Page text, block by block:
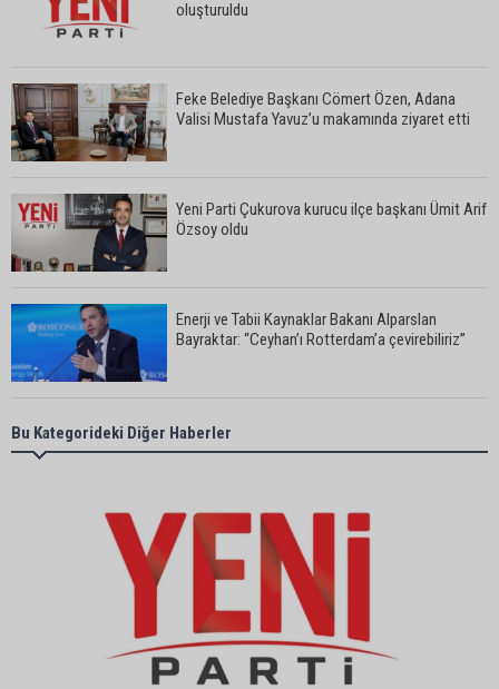
oluşturuldu
Feke Belediye Başkanı Cömert Özen, Adana
Valisi Mustafa Yavuz’u makamında ziyaret etti
Yeni Parti Çukurova kurucu ilçe başkanı Ümit Arif
Özsoy oldu
Enerji ve Tabii Kaynaklar Bakanı Alparslan
Bayraktar: “Ceyhan’ı Rotterdam’a çevirebiliriz”
Başkan Ali Bedrettin Karataş’tan sahiller için
duyarlılık çağrısı
MHP Adana İl Başkanı Hakan Yıldırım:
“Liderimize dil uzatmak sizin haddinize değildir”
Adanalı 13 yaşındaki Ela Nur şelalede hayatını
kaybetti
Bu Kategorideki Diğer Haberler